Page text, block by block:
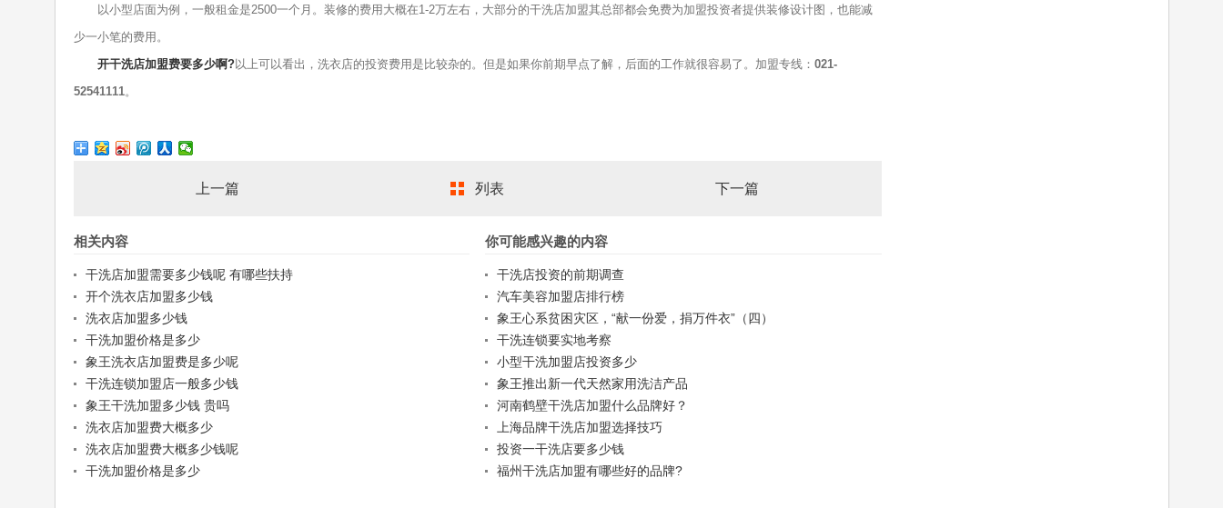
以小型店面为例，一般租金是2500一个月。装修的费用大概在1-2万左右，大部分的干洗店加盟其总部都会免费为加盟投资者提供装修设计图，也能减
少一小笔的费用。
开干洗店加盟费要多少啊?以上可以看出，洗衣店的投资费用是比较杂的。但是如果你前期早点了解，后面的工作就很容易了。加盟专线： 021-
52541111。
上一篇 列表 下一篇
相关内容
干洗店加盟需要多少钱呢 有哪些扶持
开个洗衣店加盟多少钱
洗衣店加盟多少钱
干洗加盟价格是多少
象王洗衣店加盟费是多少呢
干洗连锁加盟店一般多少钱
象王干洗加盟多少钱 贵吗
洗衣店加盟费大概多少
洗衣店加盟费大概多少钱呢
干洗加盟价格是多少
你可能感兴趣的内容
干洗店投资的前期调查
汽车美容加盟店排行榜
象王心系贫困灾区，“献一份爱，捐万件衣”（四）
干洗连锁要实地考察
小型干洗加盟店投资多少
象王推出新一代天然家用洗洁产品
河南鹤壁干洗店加盟什么品牌好？
上海品牌干洗店加盟选择技巧
投资一干洗店要多少钱
福州干洗店加盟有哪些好的品牌?